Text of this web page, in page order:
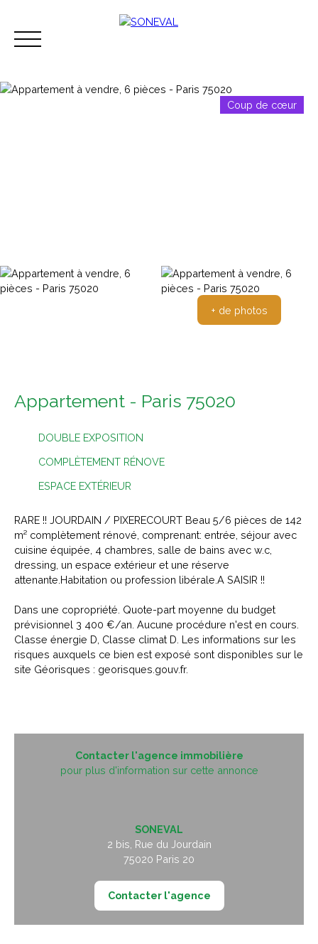
Coup de cœur
+ de photos
Appartement - Paris 75020
DOUBLE EXPOSITION
COMPLÈTEMENT RÉNOVE
ESPACE EXTÉRIEUR
RARE !! JOURDAIN / PIXERECOURT Beau 5/6 pièces de 142
m² complètement rénové, comprenant: entrée, séjour avec
cuisine équipée, 4 chambres, salle de bains avec w.c,
dressing, un espace extérieur et une réserve
attenante.Habitation ou profession libérale.A SAISIR !!
Dans une copropriété. Quote-part moyenne du budget
prévisionnel 3 400 €/an. Aucune procédure n'est en cours.
Classe énergie D, Classe climat D. Les informations sur les
risques auxquels ce bien est exposé sont disponibles sur le
site Géorisques : georisques.gouv.fr.
Contacter l'agence immobilière
pour plus d'information sur cette annonce
SONEVAL
2 bis, Rue du Jourdain
75020 Paris 20
Contacter l'agence